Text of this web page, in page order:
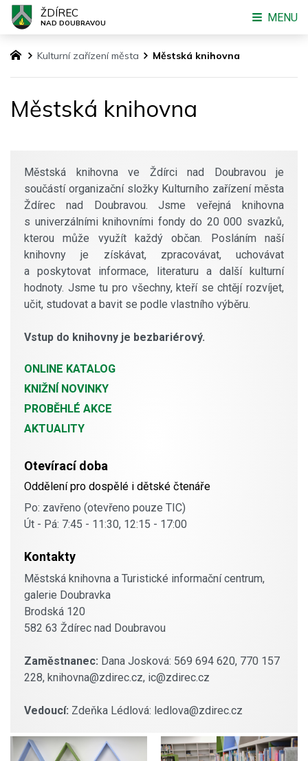
Kulturní zařízení města Městská knihovna
Městská knihovna
Městská knihovna ve Ždírci nad Doubravou je
součástí organizační složky Kulturního zařízení města
Ždírec nad Doubravou. Jsme veřejná knihovna
s univerzálními knihovními fondy do 20 000 svazků,
kterou může využít každý občan. Posláním naší
knihovny je získávat, zpracovávat, uchovávat
a poskytovat informace, literaturu a další kulturní
hodnoty. Jsme tu pro všechny, kteří se chtějí rozvíjet,
učit, studovat a bavit se podle vlastního výběru.
Vstup do knihovny je bezbariérový.
ONLINE KATALOG
KNIŽNÍ NOVINKY
PROBĚHLÉ AKCE
AKTUALITY
Otevírací doba
Oddělení pro dospělé i dětské čtenáře
Po: zavřeno (otevřeno pouze TIC)
Út - Pá: 7:45 - 11:30, 12:15 - 17:00
Kontakty
Městská knihovna a Turistické informační centrum,
galerie Doubravka
Brodská 120
582 63 Ždírec nad Doubravou
Zaměstnanec: Dana Josková: 569 694 620, 770 157
228, knihovna@zdirec.cz, ic@zdirec.cz
Vedoucí: Zdeňka Lédlová: ledlova@zdirec.cz
ŽDÍREC
NAD DOUBRAVOU MENU